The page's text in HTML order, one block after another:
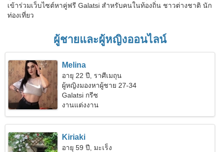
เข้าร่วมเว็บไซต์หาคู่ฟรี Galatsi สำหรับคนในท้องถิ่น ชาวต่างชาติ นัก
ท่องเที่ยว
ผู้ชายและผู้หญิงออนไลน์
Melina
อายุ 22 ปี, ราศีเมถุน
ผู้หญิงมองหาผู้ชาย 27-34
Galatsi กรีซ
งานแต่งงาน
Kiriaki
อายุ 59 ปี, มะเร็ง